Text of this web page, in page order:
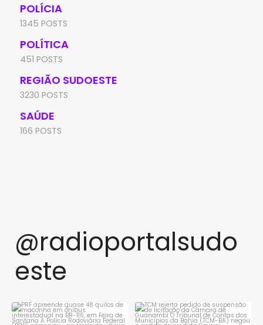
POLÍCIA
1345 POSTS
POLÍTICA
451 POSTS
REGIÃO SUDOESTE
3230 POSTS
SAÚDE
166 POSTS
@radioportalsudo
este
PRF apreende quase 48 quilos
de maconha em ônibus...
TCM rejeita pedido de
suspensão de licitação da...